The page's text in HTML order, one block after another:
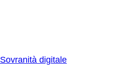
Sovranità digitale